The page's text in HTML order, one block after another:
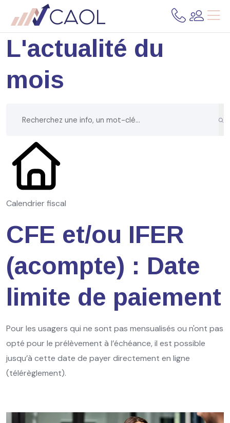
L'actualité du
mois
Calendrier fiscal
CFE et/ou IFER
(acompte) : Date
limite de paiement
Pour les usagers qui ne sont pas mensualisés ou n'ont pas
opté pour le prélèvement à l’échéance, il est possible
jusqu’à cette date de payer directement en ligne
(télérèglement).